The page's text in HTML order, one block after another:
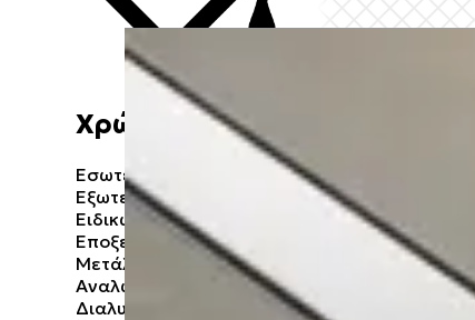
Χρώματα
Εσωτερικής Χρήσης
Εξωτερικής Χρήσης
Ειδικών Εφαρμογών
Εποξειδικά
Μετάλλου και Ξύλου
Αναλώσιμα
Διαλυτικά
Ξηρά Δόμηση
Κονιάματα ➜
Επισκευαστικά
Κόλλες Πλακιδίων
Πρόσμικτα